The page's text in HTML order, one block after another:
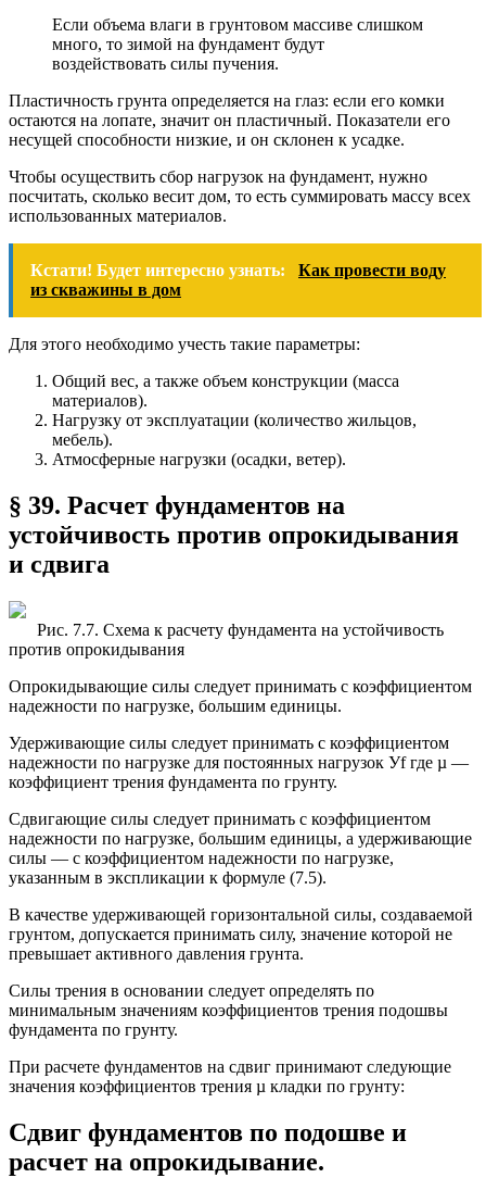
Если объема влаги в грунтовом массиве слишком
много, то зимой на фундамент будут
воздействовать силы пучения.
Пластичность грунта определяется на глаз: если его комки
остаются на лопате, значит он пластичный. Показатели его
несущей способности низкие, и он склонен к усадке.
Чтобы осуществить сбор нагрузок на фундамент, нужно
посчитать, сколько весит дом, то есть суммировать массу всех
использованных материалов.
Кстати! Будет интересно узнать:
Как провести воду
из скважины в дом
Для этого необходимо учесть такие параметры:
Общий вес, а также объем конструкции (масса
материалов).
Нагрузку от эксплуатации (количество жильцов,
мебель).
Атмосферные нагрузки (осадки, ветер).
§ 39. Расчет фундаментов на
устойчивость против опрокидывания
и сдвига
Рис. 7.7. Схема к расчету фундамента на устойчивость
против опрокидывания
Опрокидывающие силы следует принимать с коэффициентом
надежности по нагрузке, большим единицы.
Удерживающие силы следует принимать с коэффициентом
надежности по нагрузке для постоянных нагрузок Уf где µ —
коэффициент трения фундамента по грунту.
Сдвигающие силы следует принимать с коэффициентом
надежности по нагрузке, большим единицы, а удерживающие
силы — с коэффициентом надежности по нагрузке,
указанным в экспликации к формуле (7.5).
В качестве удерживающей горизонтальной силы, создаваемой
грунтом, допускается принимать силу, значение которой не
превышает активного давления грунта.
Силы трения в основании следует определять по
минимальным значениям коэффициентов трения подошвы
фундамента по грунту.
При расчете фундаментов на сдвиг принимают следующие
значения коэффициентов трения µ кладки по грунту:
Сдвиг фундаментов по подошве и
расчет на опрокидывание.